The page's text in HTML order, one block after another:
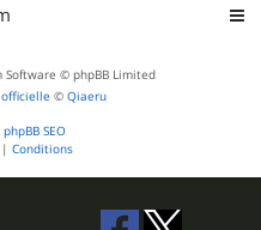
Software © phpBB Limited
© Qiaeru
phpBB SEO
| Conditions